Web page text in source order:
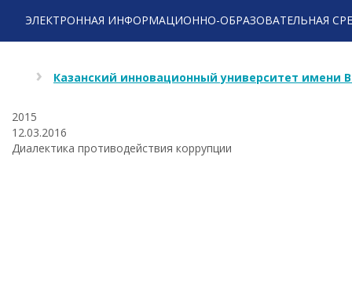
ЭЛЕКТРОННАЯ ИНФОРМАЦИОННО-ОБРАЗОВАТЕЛЬНАЯ
Казанский инновационный университет имени
2015
12.03.2016
Диалектика противодействия коррупции